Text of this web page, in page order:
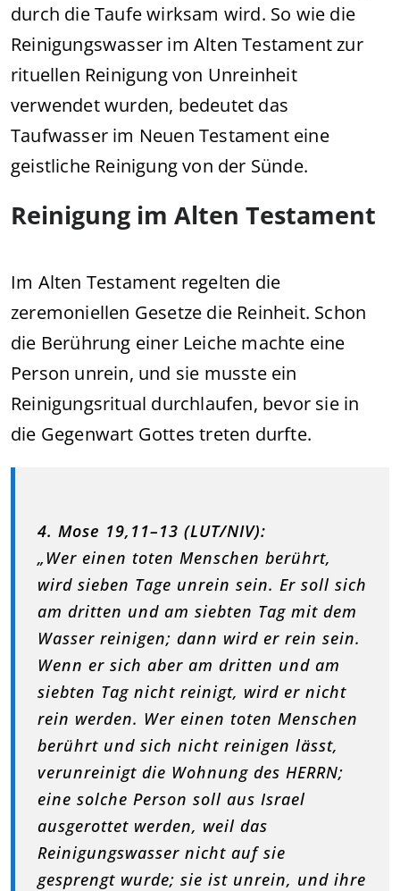
durch die Taufe wirksam wird. So wie die
Reinigungswasser im Alten Testament zur
rituellen Reinigung von Unreinheit
verwendet wurden, bedeutet das
Taufwasser im Neuen Testament eine
geistliche Reinigung von der Sünde.
Reinigung im Alten Testament
Im Alten Testament regelten die
zeremoniellen Gesetze die Reinheit. Schon
die Berührung einer Leiche machte eine
Person unrein, und sie musste ein
Reinigungsritual durchlaufen, bevor sie in
die Gegenwart Gottes treten durfte.
4. Mose 19,11–13 (LUT/NIV):
„Wer einen toten Menschen berührt,
wird sieben Tage unrein sein. Er soll sich
am dritten und am siebten Tag mit dem
Wasser reinigen; dann wird er rein sein.
Wenn er sich aber am dritten und am
siebten Tag nicht reinigt, wird er nicht
rein werden. Wer einen toten Menschen
berührt und sich nicht reinigen lässt,
verunreinigt die Wohnung des HERRN;
eine solche Person soll aus Israel
ausgerottet werden, weil das
Reinigungswasser nicht auf sie
gesprengt wurde; sie ist unrein, und ihre